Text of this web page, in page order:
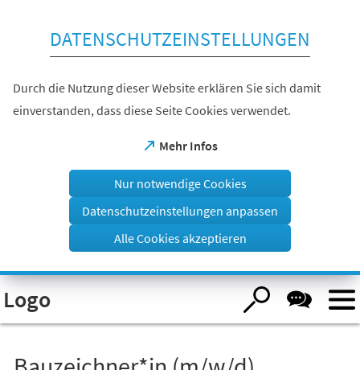
Visuelle
Assistenzsoftware
öffnen.
DATENSCHUTZEINSTELLUNGEN
Durch die Nutzung dieser Website erklären Sie sich damit
einverstanden, dass diese Seite Cookies verwendet.
Mehr Infos
(Öffnet
einem
Tab)
Nur notwendige Cookies
Datenschutzeinstellungen anpassen
Alle Cookies akzeptieren
Logo